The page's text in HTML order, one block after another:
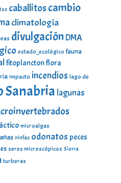
caballitoscambio
climatología
divulgación DMA
estado_ecológico fauna
fitoplancton flora
impacto incendios lago de
Sanabria lagunas
microalgas
ninfas odonatos peces
seres microscópicos Sierra
turberas